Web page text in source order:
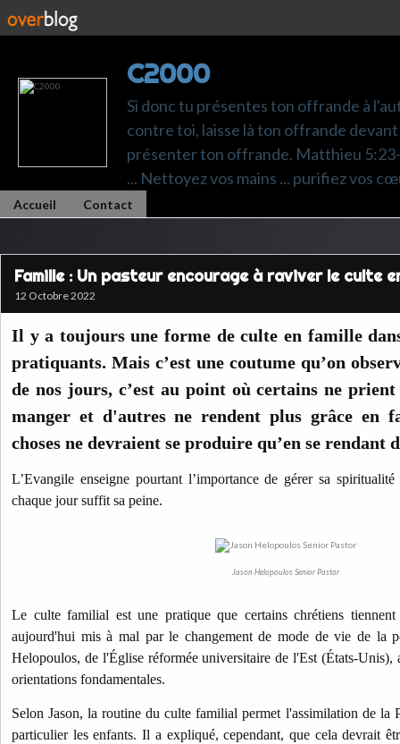
C2000
Si donc tu présentes ton offrande à
contre toi, laisse là ton offrande
présenter ton offrande. Matthieu 5:23-
... Nettoyez vos mains ... purifiez vos
Accueil Contact
Famille : Un pasteur encourage à raviver le culte
12 Octobre 2022
Il y a toujours une forme de culte en famille
pratiquants. Mais c’est une coutume qu’on
de nos jours, c’est au point où certains ne
manger et d'autres ne rendent plus grâce en
choses ne devraient se produire qu’en se rendant
L’Evangile enseigne pourtant l’importance de gérer sa
chaque jour suffit sa peine.
Jason Helopoulos Senior Pastor
Le culte familial est une pratique que certains chrétiens
aujourd'hui mis à mal par le changement de mode de vie de la
Helopoulos, de l'Église réformée universitaire de l'Est (États-Unis),
orientations fondamentales.
Selon Jason, la routine du culte familial permet l'assimilation de la
particulier les enfants. Il a expliqué, cependant, que cela devrait